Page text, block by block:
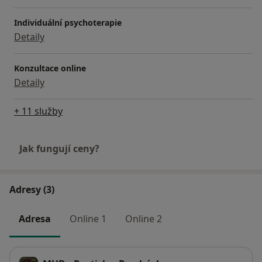
Individuální psychoterapie
Detaily
Konzultace online
Detaily
+ 11 služby
Jak fungují ceny?
Adresy (3)
Adresa Online 1 Online 2